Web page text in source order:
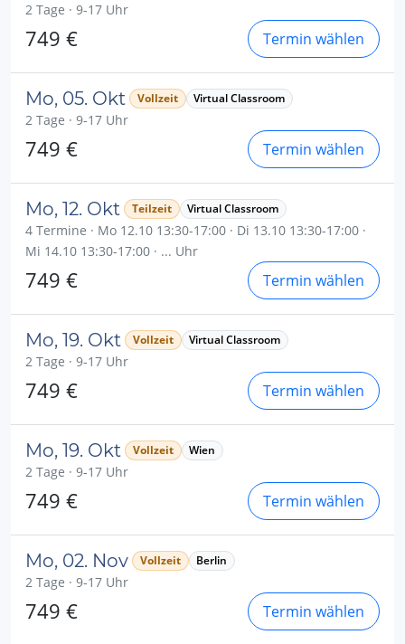
2 Tage · 9-17 Uhr
749 € Termin wählen
Mo, 05. Okt Vollzeit Virtual Classroom
2 Tage · 9-17 Uhr
749 € Termin wählen
Mo, 12. Okt Teilzeit Virtual Classroom
4 Termine · Mo 12.10 13:30-17:00 · Di 13.10 13:30-17:00 ·
Mi 14.10 13:30-17:00 · ... Uhr
749 € Termin wählen
Mo, 19. Okt Vollzeit Virtual Classroom
2 Tage · 9-17 Uhr
749 € Termin wählen
Mo, 19. Okt Vollzeit Wien
2 Tage · 9-17 Uhr
749 € Termin wählen
Mo, 02. Nov Vollzeit Berlin
2 Tage · 9-17 Uhr
749 € Termin wählen